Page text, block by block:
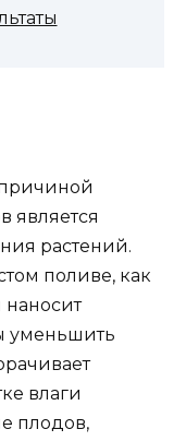
является
растений.
поливе, как
наносит
уменьшить
влаги
плодов,